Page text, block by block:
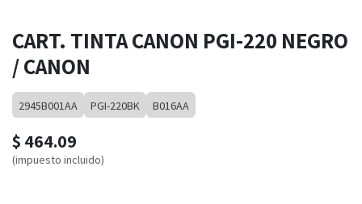
CART. TINTA CANON PGI-220 NEGRO
/ CANON
2945B001AA PGI-220BK B016AA
$ 464.09
(impuesto incluido)